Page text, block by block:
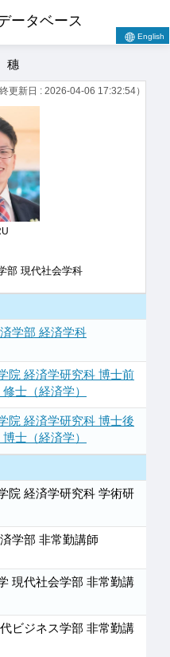
ータベース
English
穗
終更新日 : 2026-04-06 17:32:54）
部 現代社会学科
学部 経済学科
院 経済学研究科 博士前
士（経済学）
院 経済学研究科 博士後
士（経済学）
院 経済学研究科 学術研
学部 非常勤講師
現代社会学部 非常勤講
ビジネス学部 非常勤講